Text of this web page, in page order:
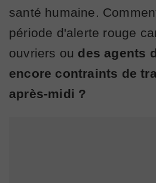
santé humaine.
période d'alerte rouge
ouvriers ou des agents
encore contraints de
après-midi ?